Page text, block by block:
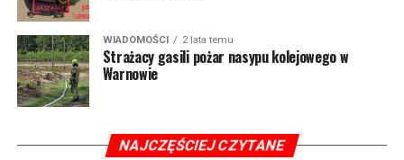
WIADOMOŚCI 2 lata temu
Strażacy gasili pożar nasypu kolejowego w
Warnowie
NAJCZĘŚCIEJ CZYTANE